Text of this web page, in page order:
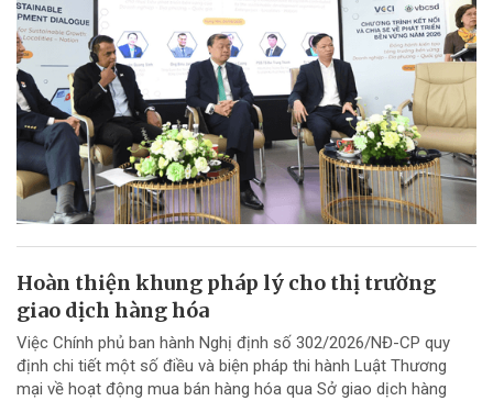
Hoàn thiện khung pháp lý cho thị trường
giao dịch hàng hóa
Việc Chính phủ ban hành Nghị định số 302/2026/NĐ-CP quy
định chi tiết một số điều và biện pháp thi hành Luật Thương
mại về hoạt động mua bán hàng hóa qua Sở giao dịch hàng